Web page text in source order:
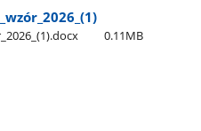
0.11MB